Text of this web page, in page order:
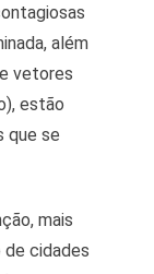
além
vetores
estão
que se
mais
cidades